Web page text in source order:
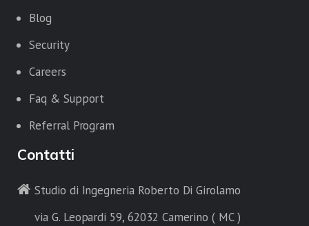
Blog
Security
Careers
Faq & Support
Referral Program
Contatti
Studio di Ingegneria Roberto Di Girolamo
via G. Leopardi 59, 62032 Camerino ( MC )